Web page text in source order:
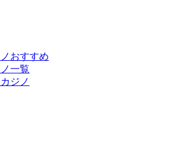
おすすめ
一覧
ジノ